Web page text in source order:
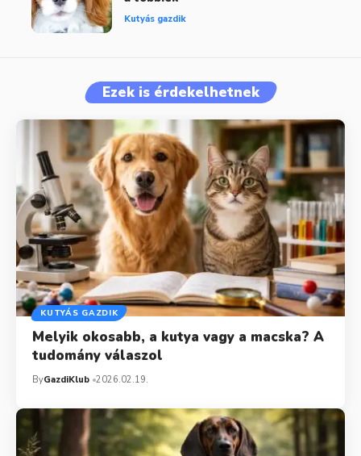
Kutyás gazdik
Ezek is érdekelhetnek
KUTYÁS GAZDIK
Melyik okosabb, a kutya vagy a macska? A
tudomány válaszol
ByGazdiKlub 2026.02.19.